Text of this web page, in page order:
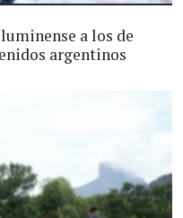
a los de
argentinos